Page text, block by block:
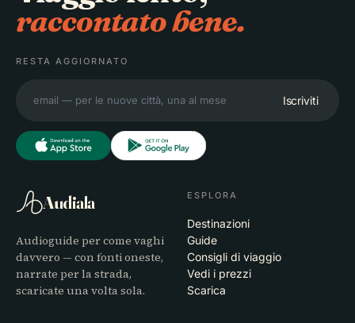
raccontato bene.
RESTA AGGIORNATO
Iscriviti
Audiala
Audioguide per come vaghi
davvero — con fonti oneste,
narrate per la strada,
scaricate una volta sola.
ESPLORA
Destinazioni
Guide
Consigli di viaggio
Vedi i prezzi
Scarica